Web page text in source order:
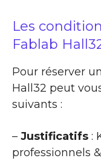
Les
Fablab
Pour réserver
Hall32 peut
suivants :
– Justificatifs :
professionnels